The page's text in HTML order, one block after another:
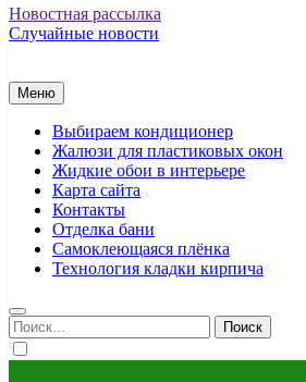
Новостная рассылка
Случайные новости
Меню
Выбираем кондиционер
Жалюзи для пластиковых окон
Жидкие обои в интерьере
Карта сайта
Контакты
Отделка бани
Самоклеющаяся плёнка
Технология кладки кирпича
Найти: